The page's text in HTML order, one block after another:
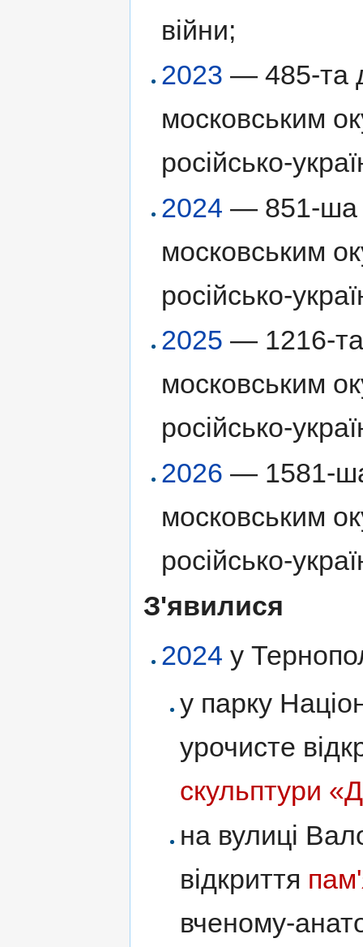
війни;
2023 — 485-та
московським
російсько-
2024 — 851-ша
московським
російсько-
2025 — 1216-та
московським
російсько-
2026 — 1581-ша
московським
російсько-
З'явилися
2024 у
у парку
урочисте
скульптури
на вулиці
відкриття
вченому-